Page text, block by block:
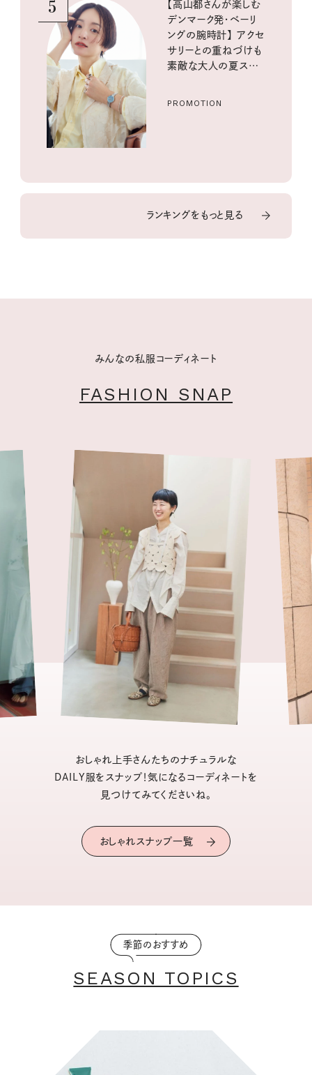
5
【高山都さんが楽しむ
デンマーク発・ベーリ
ングの腕時計】 アクセ
サリーとの重ねづけも
素敵な大人の夏スタイ
PROMOTION
ランキングをもっと見る
みんなの私服コーディネート
FASHION SNAP
おしゃれ上手さんたちのナチュラルな
DAILY服をスナップ！気になるコーディネートを
見つけてみてくださいね。
おしゃれスナップ一覧
季節のおすすめ
SEASON TOPICS